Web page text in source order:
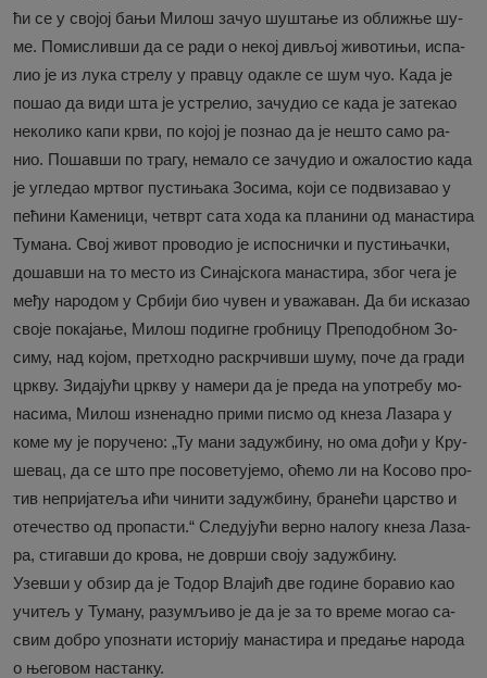
ћи се у сво­јој ба­њи Ми­лош за­чуо шу­шта­ње из обли­жње шу­
ме. По­ми­слив­ши да се ра­ди о не­кој ди­вљој жи­во­ти­њи, ис­па­
лио је из лу­ка стре­лу у прав­цу ода­кле се шум чуо. Ка­да је
по­шао да ви­ди шта је устре­лио, за­чу­дио се ка­да је за­те­као
не­ко­ли­ко ка­пи кр­ви, по ко­јој је по­знао да је не­што са­мо ра­
нио. По­шав­ши по тра­гу, не­ма­ло се за­чу­дио и ожа­ло­стио ка­да
је угле­дао мр­твог пу­сти­ња­ка Зо­си­ма, ко­ји се под­ви­за­вао у
пе­ћи­ни Ка­ме­ни­ци, че­тврт са­та хо­да ка пла­ни­ни од ма­на­сти­ра
Ту­ма­на. Свој жи­вот про­во­дио је ис­по­снич­ки и пу­сти­њач­ки,
до­шав­ши на то ме­сто из Си­нај­ско­га ма­на­сти­ра, због че­га је
ме­ђу на­ро­дом у Ср­би­ји био чу­вен и ува­жа­ван. Да би ис­ка­зао
сво­је по­ка­ја­ње, Ми­лош по­диг­не гроб­ни­цу Пре­по­доб­ном Зо­
си­му, над ко­јом, прет­ход­но рас­кр­чив­ши шу­му, по­че да гра­ди
цр­кву. Зи­да­ју­ћи цр­кву у на­ме­ри да је пре­да на упо­тре­бу мо­
на­си­ма, Ми­лош из­не­над­но при­ми пи­смо од кне­за Ла­за­ра у
ко­ме му је по­ру­че­но: „Ту ма­ни за­ду­жби­ну, но ома до­ђи у Кру­
ше­вац, да се што пре по­со­ве­ту­је­мо, оће­мо ли на Ко­со­во про­
тив не­при­ја­те­ља ићи чи­ни­ти за­ду­жби­ну, бра­не­ћи цар­ство и
оте­че­ство од про­па­сти.“ Сле­ду­ју­ћи вер­но на­ло­гу кне­за Ла­за­
ра, сти­гав­ши до кро­ва, не до­вр­ши сво­ју за­ду­жби­ну.
Узев­ши у об­зир да је То­дор Вла­јић две го­ди­не бо­ра­вио као
учи­тељ у Ту­ма­ну, ра­зу­мљи­во је да је за то вре­ме мо­гао са­
свим до­бро упо­зна­ти исто­ри­ју ма­на­сти­ра и пре­да­ње на­ро­да
о ње­го­вом на­стан­ку.